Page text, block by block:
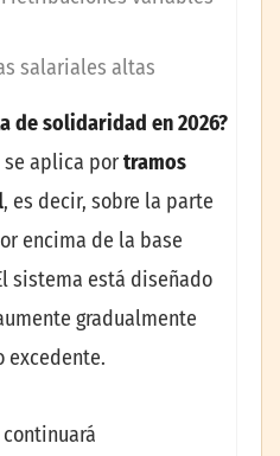
salariales altas
de solidaridad en 2026?
aplica portramos
, es decir, sobre la parte
encima de la base
sistema está diseñado
gradualmente
excedente.